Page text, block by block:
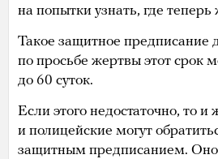
на попытки узнать, где
Такое защитное предписание
по просьбе жертвы этот срок
до 60 суток.
Если этого недостаточно, то и
и полицейские могут
защитным предписанием.